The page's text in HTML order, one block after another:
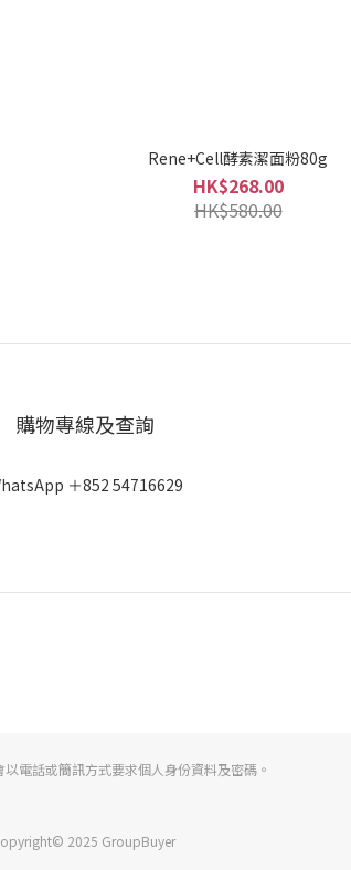
Rene+Cell酵素潔面粉80g
HK$268.00
HK$580.00
購物專線及查詢
＋852 54716629
電話或簡訊方式要求個人身份資料及密碼。
2025 GroupBuyer